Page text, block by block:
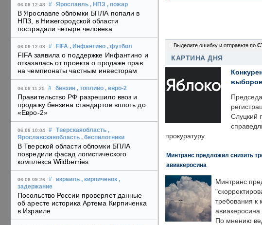
06.08 12:48 # Ярославль , НПЗ , пожар
В Ярославле обломки БПЛА попали в
НПЗ, в Нижегородской области
пострадали четыре человека
06.08 12:08 # FIFA , Инфантино , футбол
FIFA заявила о поддержке Инфантино и
отказалась от проекта о продаже прав
на чемпионаты частным инвесторам
06.08 11:25 # бензин , топливо , евро-2
Правительство РФ разрешило ввоз и
продажу бензина стандартов вплоть до
«Евро-2»
06.08 10:04 # Тверскаяобласть ,
Ярославскаяобласть , беспилотники
В Тверской области обломки БПЛА
повредили фасад логистического
комплекса Wildberries
06.08 09:26 # израиль , кирпиченок ,
задержание
Посольство России проверяет данные
об аресте историка Артема Кирпиченка
в Израиле
Выделите ошибку и отправьте по
КАРТИНА ДНЯ
выборов
Слуцкий
прокуратуру.
Минтранс предложил снизить
авиакеросина
Минтранс
требования к
По мнению